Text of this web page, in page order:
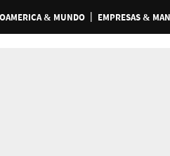
& MUNDO EMPRESAS &